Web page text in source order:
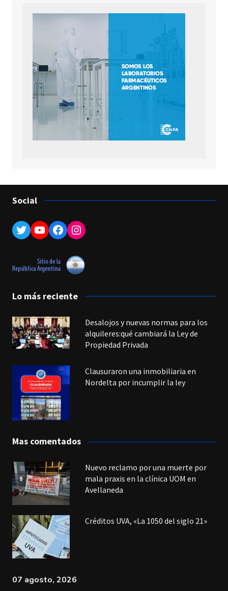
Social
Twitter
YouTube
Facebook
Instagram
Lo más reciente
Desalojos y nuevas normas para los
alquileres:qué cambiará la Ley de
Propiedad Privada
Clausuraron una inmobiliaria en
Nordelta por incumplir la ley
Mas comentados
Nuevo reclamo por una muerte por
mala praxis en la clínica UOM en
Avellaneda
Créditos UVA, «La 1050 del siglo 21»
07 agosto, 2026